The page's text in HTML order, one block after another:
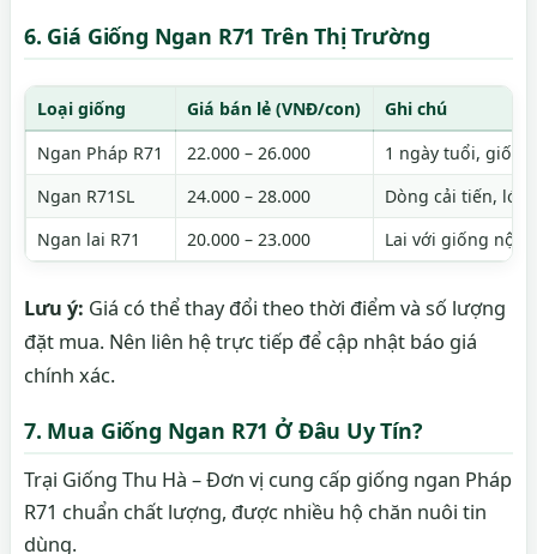
6. Giá Giống Ngan R71 Trên Thị Trường
Loại giống Giá bán lẻ (VNĐ/con)
Ghi chú
Ngan Pháp R71
22.000 – 26.000
1 ngày tuổi,
Ngan R71SL
24.000 – 28.000
Dòng cải tiến, lớn
Ngan lai R71
20.000 – 23.000 Lai với giống nội,
Lưu ý: Giá có thể thay đổi theo thời điểm và số lượng
đặt mua. Nên liên hệ trực tiếp để cập nhật báo giá
chính xác.
7. Mua Giống Ngan R71 Ở Đâu Uy Tín?
Trại Giống Thu Hà – Đơn vị cung cấp giống ngan Pháp
R71 chuẩn chất lượng, được nhiều hộ chăn nuôi tin
dùng.